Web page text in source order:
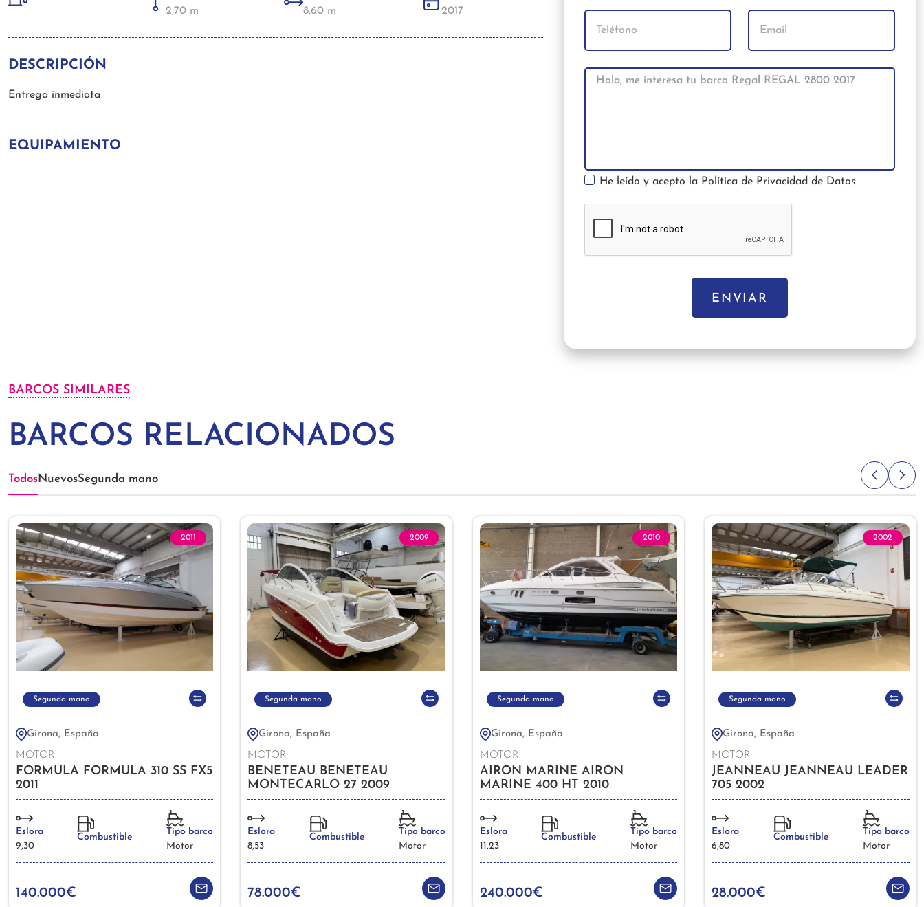
2,70 m
8,60 m
2017
DESCRIPCIÓN
Entrega inmediata
EQUIPAMIENTO
He leído y acepto la Política de Privacidad de Datos
ENVIAR
BARCOS SIMILARES
BARCOS RELACIONADOS
TodosNuevosSegunda mano
2011
Segunda mano
Girona, España
MOTOR
FORMULA FORMULA 310 SS FX5
2011
Eslora
9,30
Combustible
Tipo barco
Motor
140.000€
2009
Segunda mano
Girona, España
MOTOR
BENETEAU BENETEAU
MONTECARLO 27 2009
Eslora
8,53
Combustible
Tipo barco
Motor
78.000€
2010
Segunda mano
Girona, España
MOTOR
AIRON MARINE AIRON
MARINE 400 HT 2010
Eslora
11,23
Combustible
Tipo barco
Motor
240.000€
2002
Segunda mano
Girona, España
MOTOR
JEANNEAU JEANNEAU LEADER
705 2002
Eslora
6,80
Combustible
Tipo barco
Motor
28.000€